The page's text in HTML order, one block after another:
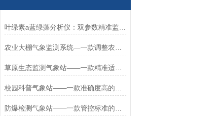
草原生态监测气象站——一款精准适配监测的草原生态监测站2025+派+送